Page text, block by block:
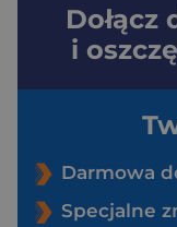
Dołącz
i
Darmowa
Specjalne